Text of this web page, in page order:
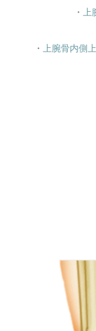
・ 上
・ 上腕骨内側